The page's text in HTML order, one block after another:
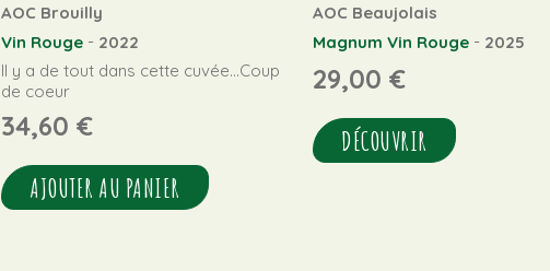
AOC Brouilly
Vin Rouge - 2022
Il y a de tout dans cette cuvée...Coup
de coeur
34,60 €
AJOUTER AU PANIER
AOC Beaujolais
Magnum Vin Rouge - 2025
29,00 €
DÉCOUVRIR